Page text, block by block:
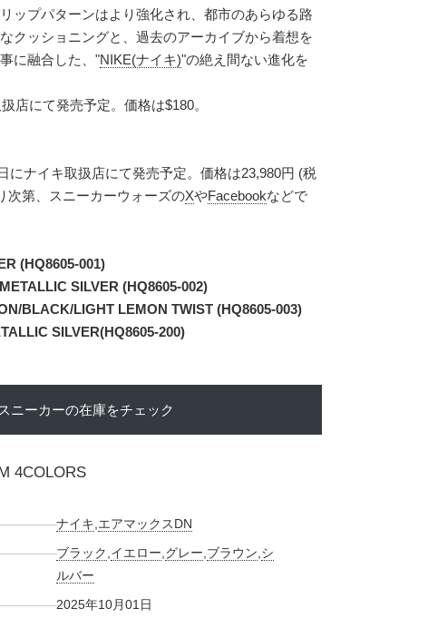
ップパターンはより強化され、都市のあらゆる路
クッショニングと、過去のアーカイブから着想を
に融合した、"NIKE(ナイキ)"の絶え間ない進化を
店にて発売予定。価格は$180。
にナイキ取扱店にて発売予定。価格は23,980円 (税
次第、スニーカーウォーズのXやFacebookなどで
(HQ8605-001)
SILVER (HQ8605-002)
BLACK/LIGHT LEMON TWIST (HQ8605-003)
SILVER(HQ8605-200)
スニーカーの在庫をチェック
4COLORS
ナイキ エアマックスDN
ブラック イエロー グレー ブラウン シ
ルバー
2025年10月01日